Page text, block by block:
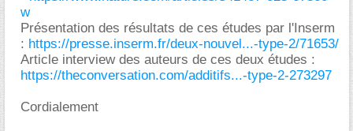
w
Présentation des résultats de ces études par l'Inserm
: https://presse.inserm.fr/deux-nouvel...-type-2/71653/
Article interview des auteurs de ces deux études :
https://theconversation.com/additifs...-type-2-273297
Cordialement